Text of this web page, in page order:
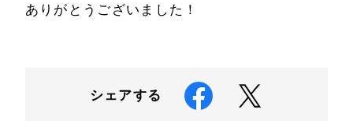
ありがとうございました！
シェアする